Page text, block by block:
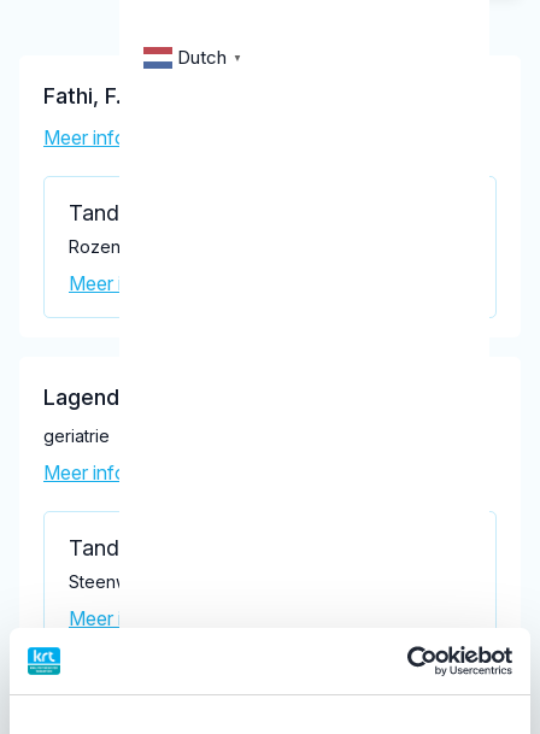
Dutch ▼
Fathi, F.
Meer informatie tandarts
Tandartspraktijk Fathi
Rozenstraat 8, Wolvega 8471 KM
Meer informatie praktijk
Lagendijk, J.M.
geriatrie
Meer informatie tandarts
Tandartspraktijk Lagendijk
Steenwijkerweg 49, Wolvega 8471 KZ
Meer informatie praktijk